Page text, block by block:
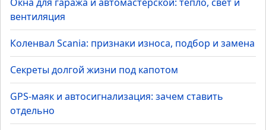
вентиляция
Коленвал Scania: признаки износа, подбор и замена
Секреты долгой жизни под капотом
GPS-маяк и автосигнализация: зачем ставить
отдельно